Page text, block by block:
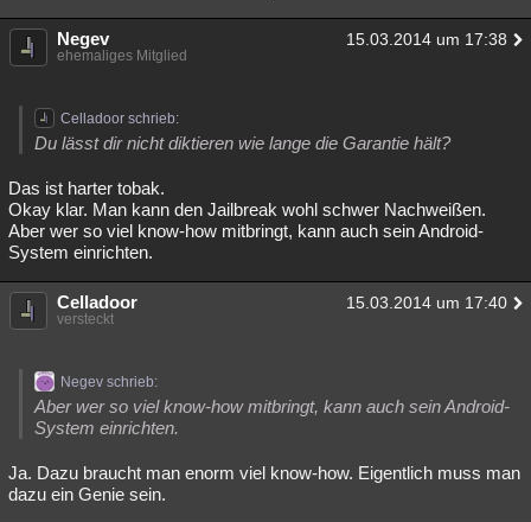
Negev 15.03.2014 um 17:38
ehemaliges Mitglied
Celladoor schrieb:
Du lässt dir nicht diktieren wie lange die Garantie hält?
Das ist harter tobak.
Okay klar. Man kann den Jailbreak wohl schwer Nachweißen.
Aber wer so viel know-how mitbringt, kann auch sein Android-
System einrichten.
Celladoor 15.03.2014 um 17:40
versteckt
Negev schrieb:
Aber wer so viel know-how mitbringt, kann auch sein Android-
System einrichten.
Ja. Dazu braucht man enorm viel know-how. Eigentlich muss man
dazu ein Genie sein.